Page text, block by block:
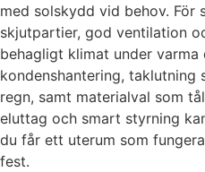
med solskydd vid behov. För
skjutpartier, god ventilation
behagligt klimat under
kondenshantering, taklutning
regn, samt materialval som
eluttag och smart styrning
du får ett uterum som
fest.